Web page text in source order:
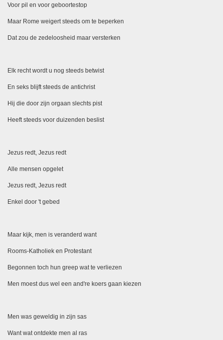
Voor pil en voor geboortestop
Maar Rome weigert steeds om te beperken
Dat zou de zedeloosheid maar versterken
Elk recht wordt u nog steeds betwist
En seks blijft steeds de antichrist
Hij die door zijn orgaan slechts pist
Heeft steeds voor duizenden beslist
Jezus redt, Jezus redt
Alle mensen opgelet
Jezus redt, Jezus redt
Enkel door 't gebed
Maar kijk, men is veranderd want
Rooms-Katholiek en Protestant
Begonnen toch hun greep wat te verliezen
Men moest dus wel een and're koers gaan kiezen
Men was geweldig in zijn sas
Want wat ontdekte men al ras